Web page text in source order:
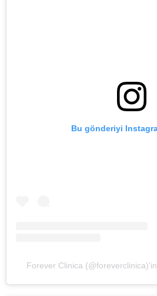
Bu gönderiyi
Forever Clinica